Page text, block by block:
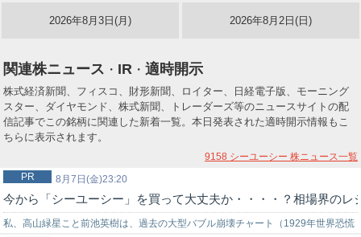
2026年8月3日(月) 2026年8月2日(日)
関連株ニュース ・ IR ・ 適時開示
株式経済新聞、フィスコ、財形新聞、ロイター、日経電子版、モーニング
スター、ダイヤモンド、株式新聞、トレーダーズ等のニュースサイトの配
信記事でこの銘柄に関連した新着一覧。本日発表された適時開示情報もこ
ちらに表示されます。
9158 シーユーシー 株ニュース一覧
8月7日(金)23:20
PR
今から「シーユーシー」を買って大丈夫か・・・・？相場界のレ
私、高山緑星こと前池英樹は、過去の大型バブル崩壊チャート（1929年世界恐慌